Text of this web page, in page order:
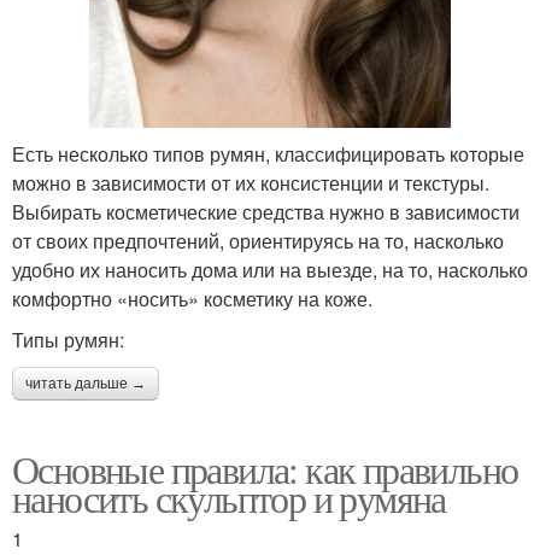
Есть несколько типов румян, классифицировать которые
можно в зависимости от их консистенции и текстуры.
Выбирать косметические средства нужно в зависимости
от своих предпочтений, ориентируясь на то, насколько
удобно их наносить дома или на выезде, на то, насколько
комфортно «носить» косметику на коже.
Типы румян:
читать дальше →
Основные правила: как правильно
наносить скульптор и румяна
1